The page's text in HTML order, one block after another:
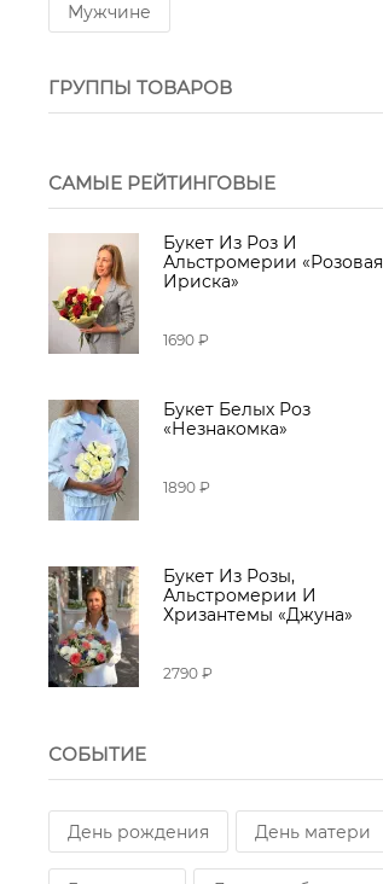
Мужчине
ГРУППЫ ТОВАРОВ
САМЫЕ РЕЙТИНГОВЫЕ
Букет Из Роз И
Альстромерии «Розовая
Ириска»
1690 ₽
Букет Белых Роз
«Незнакомка»
1890 ₽
Букет Из Розы,
Альстромерии И
Хризантемы «Джуна»
2790 ₽
СОБЫТИЕ
День рождения День матери